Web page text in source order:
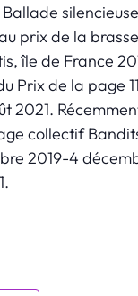
prix de la
île de France
Prix de la page
2021.
collectif
2019-4